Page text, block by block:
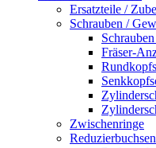
Ersatzteile /
Schrauben /
Fräser-
Zwischenringe